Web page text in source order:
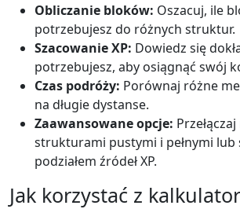
Obliczanie bloków: Oszacuj, ile
potrzebujesz do różnych struktur.
Szacowanie XP: Dowiedz się
potrzebujesz, aby osiągnąć swój
Czas podróży: Porównaj różne
na długie dystanse.
Zaawansowane opcje:
strukturami pustymi i pełnymi lub
podziałem źródeł XP.
Jak korzystać z